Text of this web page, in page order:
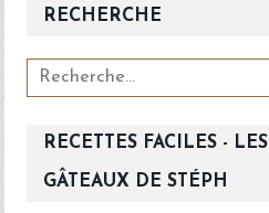
RECHERCHE
RECETTES FACILES - LES
GÂTEAUX DE STÉPH